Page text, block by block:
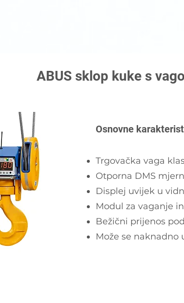
ABUS sklop kuke s
Osnovne
Trgovačka vaga
Otporna DMS
Displej uvijek u
Modul za vaganje
Bežični prijenos
Može se naknadno